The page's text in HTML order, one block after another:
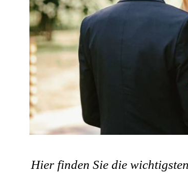
Hier finden Sie die